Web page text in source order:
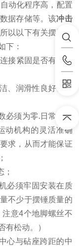
动化程序高，配置
据存储等。该冲击
以以下有关摆锤冲
下：
接紧固是否有无松
、润滑性良好、防
必须为零.日常使用
动机构的灵活准确
求，从而才能保证
必须牢固安装在质
不少于摆锤质量的
意4个地脚螺丝不
有松动。）
心与砧座跨距的中